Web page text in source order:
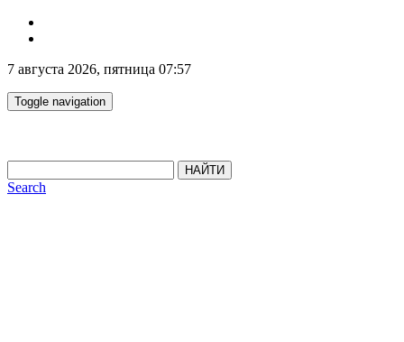
7 августа 2026, пятница 07:57
Toggle navigation
НАЙТИ
Search